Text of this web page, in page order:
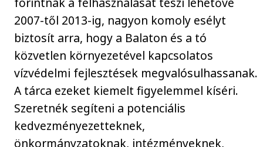
2007-től 2013-ig, nagyon komoly esélyt
biztosít arra, hogy a Balaton és a tó
közvetlen környezetével kapcsolatos
vízvédelmi fejlesztések megvalósulhassanak.
A tárca ezeket kiemelt figyelemmel kíséri.
Szeretnék segíteni a potenciális
kedvezményezetteknek,
önkormányzatoknak, intézményeknek,